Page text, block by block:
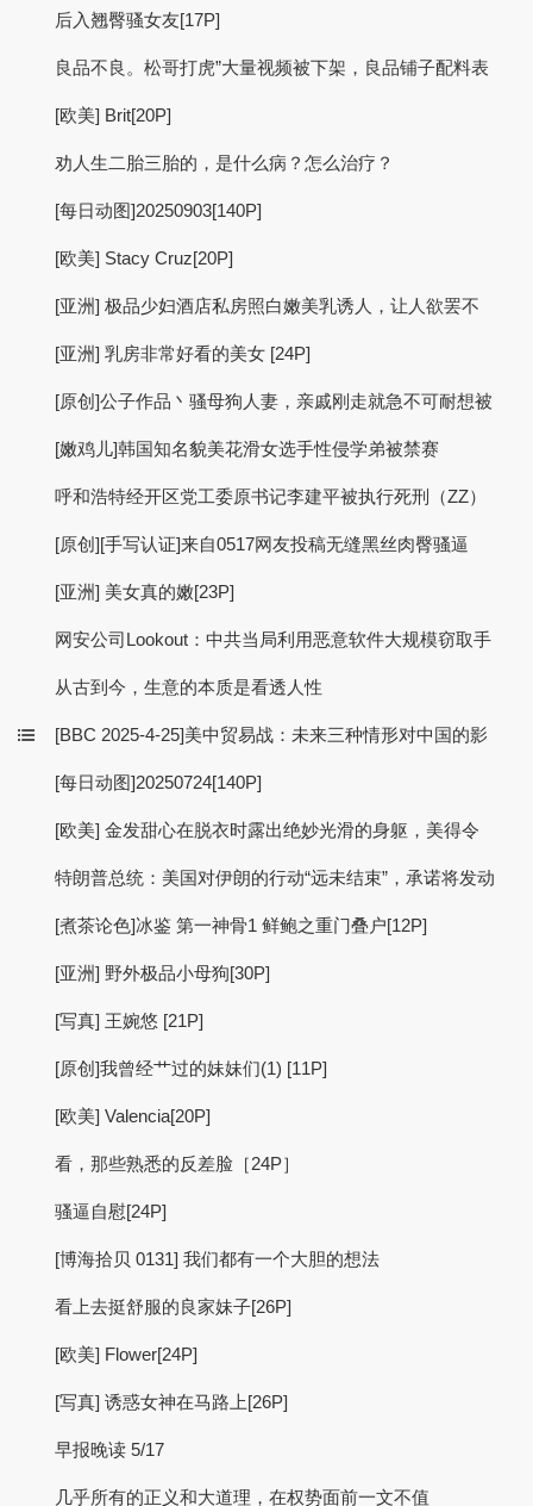
后入翘臀骚女友[17P]
良品不良。松哥打虎”大量视频被下架，良品铺子配料表
[欧美] Brit[20P]
劝人生二胎三胎的，是什么病？怎么治疗？
[每日动图]20250903[140P]
[欧美] Stacy Cruz[20P]
[亚洲] 极品少妇酒店私房照白嫩美乳诱人，让人欲罢不
[亚洲] 乳房非常好看的美女 [24P]
[原创]公子作品丶骚母狗人妻，亲戚刚走就急不可耐想被
[嫩鸡儿]韩国知名貌美花滑女选手性侵学弟被禁赛
呼和浩特经开区党工委原书记李建平被执行死刑（ZZ）
[原创][手写认证]来自0517网友投稿无缝黑丝肉臀骚逼
[亚洲] 美女真的嫩[23P]
网安公司Lookout：中共当局利用恶意软件大规模窃取手
从古到今，生意的本质是看透人性
[BBC 2025-4-25]美中贸易战：未来三种情形对中国的影
[每日动图]20250724[140P]
[欧美] 金发甜心在脱衣时露出绝妙光滑的身躯，美得令
特朗普总统：美国对伊朗的行动“远未结束”，承诺将发动
[煮茶论色]冰鉴 第一神骨1 鲜鲍之重门叠户[12P]
[亚洲] 野外极品小母狗[30P]
[写真] 王婉悠 [21P]
[原创]我曾经艹过的妹妹们(1) [11P]
[欧美] Valencia[20P]
看，那些熟悉的反差脸［24P］
骚逼自慰[24P]
[博海拾贝 0131] 我们都有一个大胆的想法
看上去挺舒服的良家妹子[26P]
[欧美] Flower[24P]
[写真] 诱惑女神在马路上[26P]
早报晚读 5/17
几乎所有的正义和大道理，在权势面前一文不值